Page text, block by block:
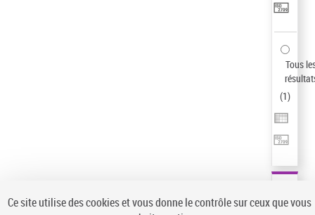
Tous
(1)
Ce site utilise des cookies et vous donne le contrôle sur ceux que vous